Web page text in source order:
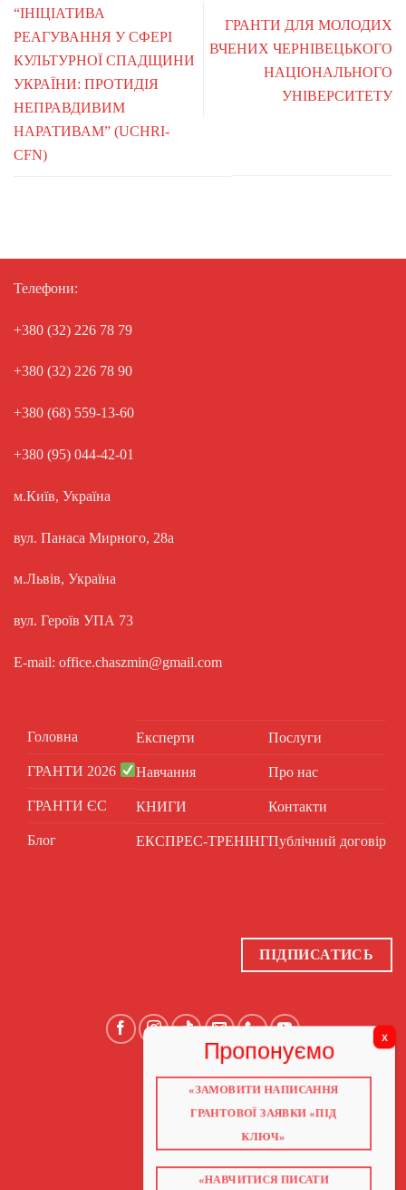
“ІНІЦІАТИВА
РЕАГУВАННЯ У СФЕРІ
КУЛЬТУРНОЇ СПАДЩИНИ
УКРАЇНИ: ПРОТИДІЯ
НЕПРАВДИВИМ
НАРАТИВАМ” (UCHRI-
CFN)
ГРАНТИ ДЛЯ МОЛОДИХ
ВЧЕНИХ ЧЕРНІВЕЦЬКОГО
НАЦІОНАЛЬНОГО
УНІВЕРСИТЕТУ
Телефони:
+380 (32) 226 78 79
+380 (32) 226 78 90
+380 (68) 559-13-60
+380 (95) 044-42-01
м.Київ, Україна
вул. Панаса Мирного, 28а
м.Львів, Україна
вул. Героїв УПА 73
E-mail: office.chaszmin@gmail.com
Головна
ГРАНТИ 2026
ГРАНТИ ЄС
Блог
Експерти
Навчання
КНИГИ
ЕКСПРЕС-ТРЕНІНГ
Послуги
Про нас
Контакти
Публічний договір
ПІДПИСАТИСЬ
ГОЛОВНА
ГРАНТИ 2026
НАВЧАННЯ
КНИГИ
«ЗАМОВИТИ НАПИСАННЯ
ГРАНТОВОЇ ЗАЯВКИ «ПІД
КЛЮЧ»
«НАВЧИТИСЯ ПИСАТИ